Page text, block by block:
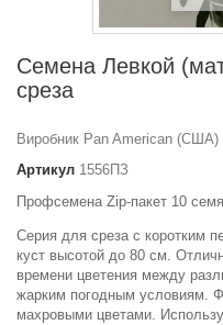
Семена Левкой
среза
Виробник Pan American (США)
Артикул 1556ПЗ
Профсемена Zip-пакет 10
Серия для среза с коротким
куст высотой до 80 см.
времени цветения между
жарким погодным условиям.
махровыми цветами.